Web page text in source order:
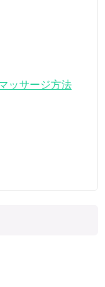
ッサージ方法